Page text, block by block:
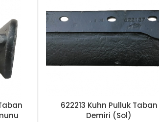
622213 Kuhn Pulluk Taban
Demiri (Sol)